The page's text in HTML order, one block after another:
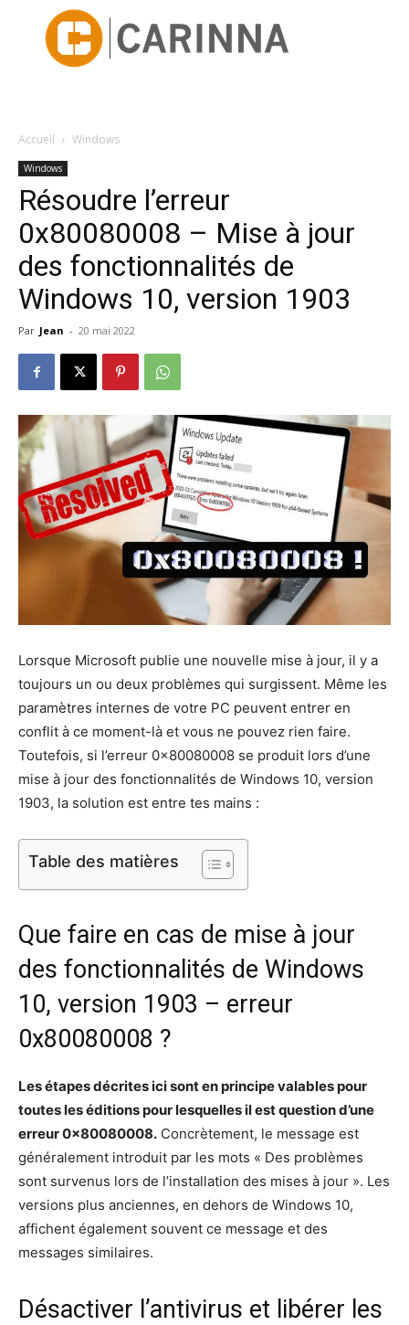
Accueil Windows
Windows
Résoudre l’erreur
0x80080008 – Mise à jour
des fonctionnalités de
Windows 10, version 1903
Par Jean - 20 mai 2022
Lorsque Microsoft publie une nouvelle mise à jour, il y a
toujours un ou deux problèmes qui surgissent. Même les
paramètres internes de votre PC peuvent entrer en
conflit à ce moment-là et vous ne pouvez rien faire.
Toutefois, si l’erreur 0x80080008 se produit lors d’une
mise à jour des fonctionnalités de Windows 10, version
1903, la solution est entre tes mains :
Table des matières
Que faire en cas de mise à jour
des fonctionnalités de Windows
10, version 1903 – erreur
0x80080008 ?
Les étapes décrites ici sont en principe valables pour
toutes les éditions pour lesquelles il est question d’une
erreur 0x80080008. Concrètement, le message est
généralement introduit par les mots « Des problèmes
sont survenus lors de l’installation des mises à jour ». Les
versions plus anciennes, en dehors de Windows 10,
affichent également souvent ce message et des
messages similaires.
Désactiver l’antivirus et libérer les